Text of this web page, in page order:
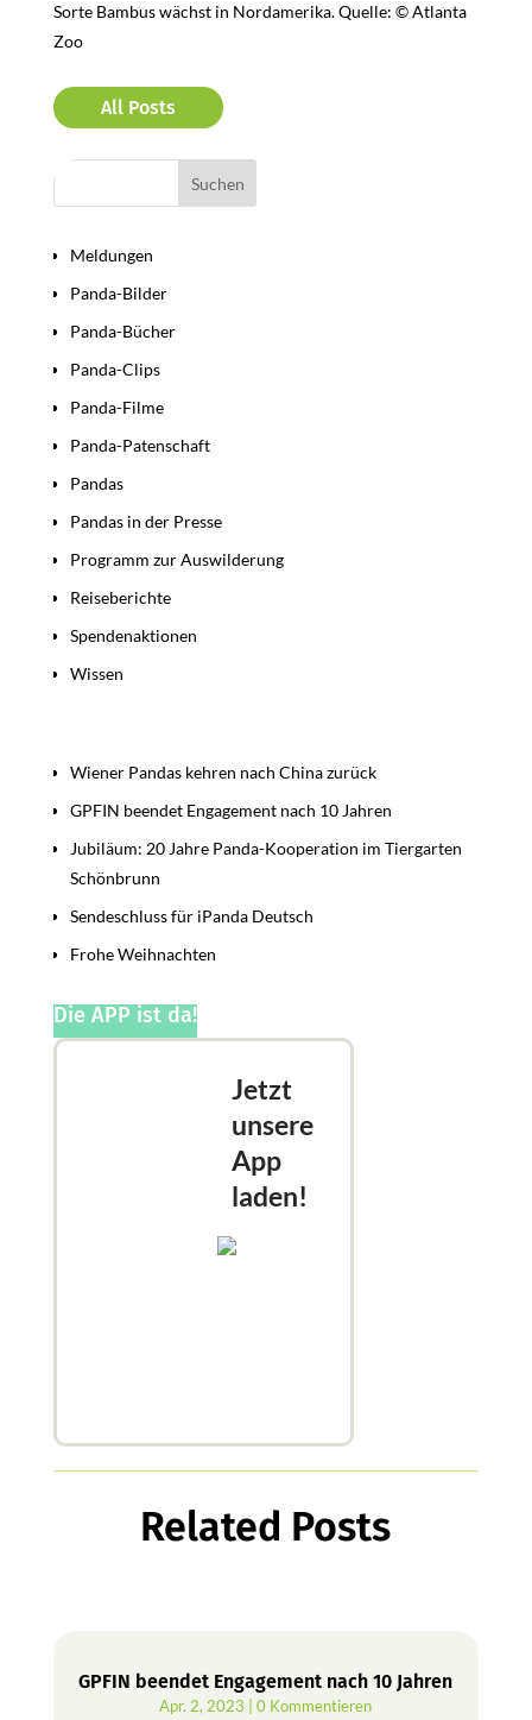
Sorte Bambus wächst in Nordamerika. Quelle: © Atlanta
Zoo
All Posts
Meldungen
Panda-Bilder
Panda-Bücher
Panda-Clips
Panda-Filme
Panda-Patenschaft
Pandas
Pandas in der Presse
Programm zur Auswilderung
Reiseberichte
Spendenaktionen
Wissen
Wiener Pandas kehren nach China zurück
GPFIN beendet Engagement nach 10 Jahren
Jubiläum: 20 Jahre Panda-Kooperation im Tiergarten
Schönbrunn
Sendeschluss für iPanda Deutsch
Frohe Weihnachten
Die APP ist da!
Jetzt
unsere
App
laden!
Related Posts
GPFIN beendet Engagement nach 10 Jahren
Apr. 2, 2023 | 0 Kommentieren